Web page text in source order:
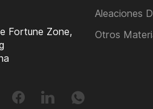
Fortune Zone,
Aleaciones
Otros